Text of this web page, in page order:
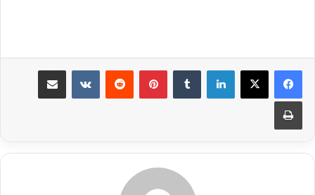
لينكدإن بينتيريست
طباعة